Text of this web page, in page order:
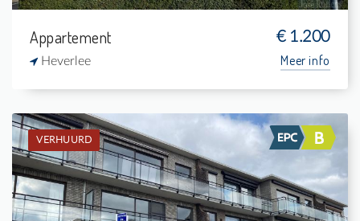
Appartement € 1.200
Heverlee Meer info
VERHUURD
Verhuurd: Appartement